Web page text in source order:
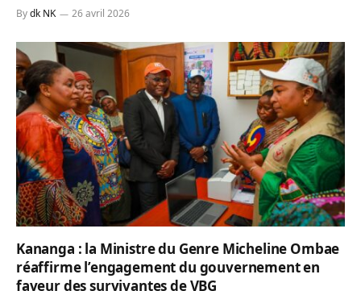
Bydk NK 26 avril 2026
Kananga : la Ministre du Genre Micheline Ombae
réaffirme l’engagement du gouvernement en
faveur des survivantes de VBG